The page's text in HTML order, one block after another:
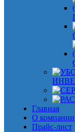
Главная
О компании
Прайс-лист